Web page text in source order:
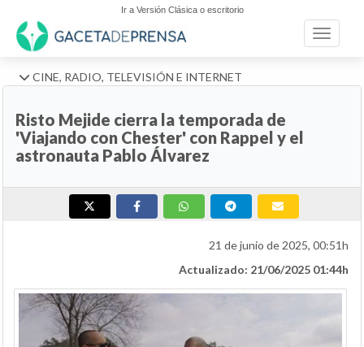
Ir a Versión Clásica o escritorio
Toggle
CINE, RADIO, TELEVISIÓN E INTERNET
Risto Mejide cierra la temporada de
'Viajando con Chester' con Rappel y el
astronauta Pablo Álvarez
21 de junio de 2025, 00:51h
Actualizado: 21/06/2025 01:44h